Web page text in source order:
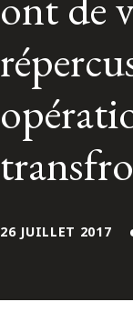
Réseau des
Contactez-
S’abonner
26 JUILLET 2017